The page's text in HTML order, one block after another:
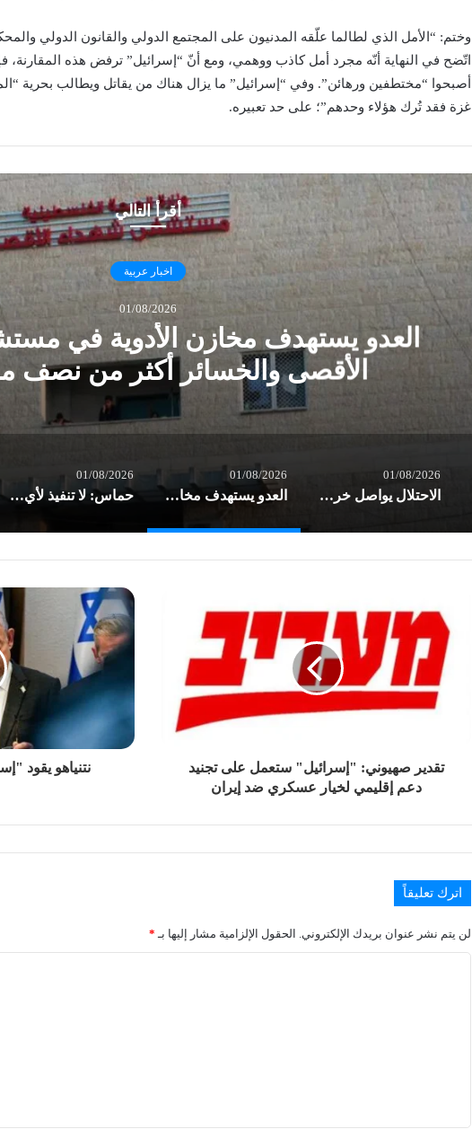
وختم: “الأمل الذي لطالما علّقه المدنيون على المجتمع الدولي والقانون الدولي
اتّضح في النهاية أنّه مجرد أمل كاذب ووهمي، ومع أنّ “إسرائيل” ترفض هذه المقارنة،
أصبحوا “مختطفين ورهائن”. وفي “إسرائيل” ما يزال هناك من يقاتل ويطالب بحرية
غزة فقد تُرك هؤلاء وحدهم”؛ على حد تعبيره.
أقرأ التالي
اخبار عربية
01/08/2026
العدو يستهدف مخازن الأدوية في
الأقصى والخسائر أكثر من نصف
01/08/2026
الاحتلال يواصل خرق الهدنة في غزة.. شهداء وعشرات الإصابات بغارات العدو
01/08/2026
العدو يستهدف مخازن الأدوية في مستشفى شهداء الأقصى والخسائر أكثر من نصف مليون $
01/08/2026
حماس: لا تنفيذ لأي خطوة بشأن حصر السلاح قبل انسحاب الاحتلال من قطاع غزة
تقدير صهيوني: "إسرائيل" ستعمل على تجنيد
دعم إقليمي لخيار عسكري ضد إيران‎
نتنياهو يقود
اترك تعليقاً
لن يتم نشر عنوان بريدك الإلكتروني. الحقول الإلزامية مشار إليها بـ *